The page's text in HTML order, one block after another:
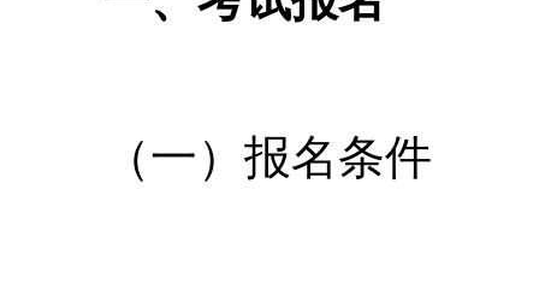
（一）报名条件